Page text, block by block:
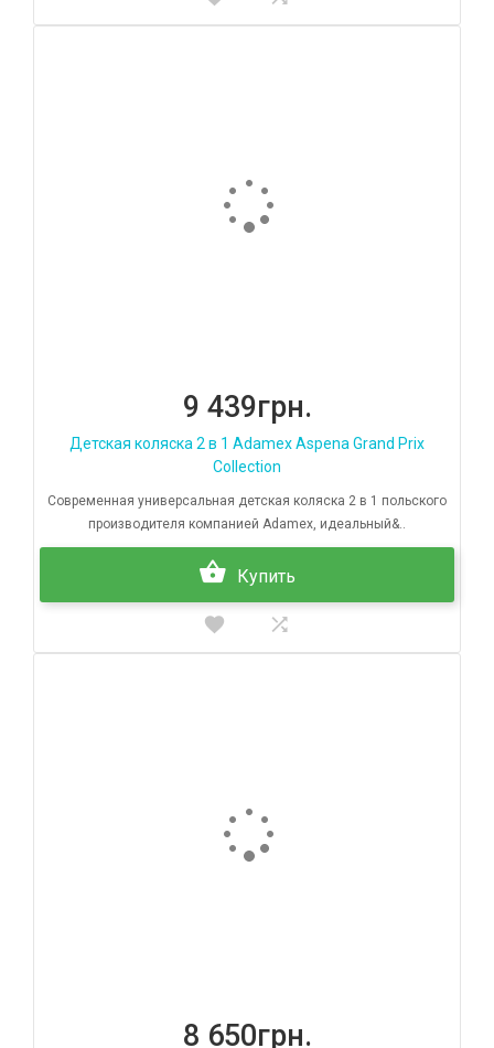
9 439грн.
Детская коляска 2 в 1 Adamex Aspena Grand Prix
Collection
Современная универсальная детская коляска 2 в 1 польского
производителя компанией Adamex, идеальный&..
Купить
8 650грн.